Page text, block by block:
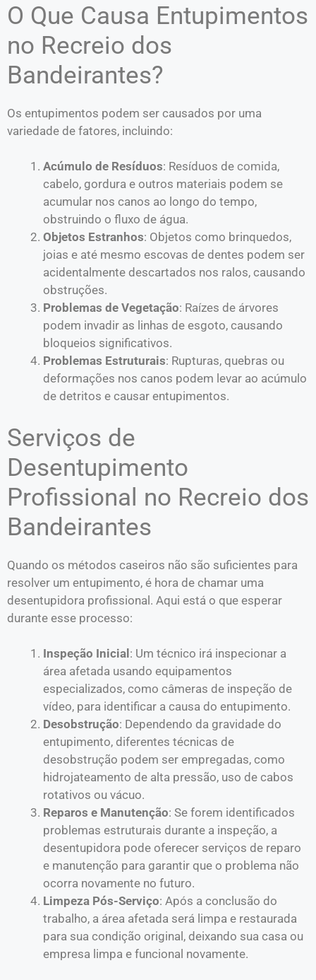
O Que Causa Entupimentos
no Recreio dos
Bandeirantes?
Os entupimentos podem ser causados por uma
variedade de fatores, incluindo:
Acúmulo de Resíduos: Resíduos de comida,
cabelo, gordura e outros materiais podem se
acumular nos canos ao longo do tempo,
obstruindo o fluxo de água.
Objetos Estranhos: Objetos como brinquedos,
joias e até mesmo escovas de dentes podem ser
acidentalmente descartados nos ralos, causando
obstruções.
Problemas de Vegetação: Raízes de árvores
podem invadir as linhas de esgoto, causando
bloqueios significativos.
Problemas Estruturais: Rupturas, quebras ou
deformações nos canos podem levar ao acúmulo
de detritos e causar entupimentos.
Serviços de
Desentupimento
Profissional no Recreio dos
Bandeirantes
Quando os métodos caseiros não são suficientes para
resolver um entupimento, é hora de chamar uma
desentupidora profissional. Aqui está o que esperar
durante esse processo:
Inspeção Inicial : Um técnico irá inspecionar a
área afetada usando equipamentos
especializados, como câmeras de inspeção de
vídeo, para identificar a causa do entupimento.
Desobstrução: Dependendo da gravidade do
entupimento, diferentes técnicas de
desobstrução podem ser empregadas, como
hidrojateamento de alta pressão, uso de cabos
rotativos ou vácuo.
Reparos e Manutenção: Se forem identificados
problemas estruturais durante a inspeção, a
desentupidora pode oferecer serviços de reparo
e manutenção para garantir que o problema não
ocorra novamente no futuro.
Limpeza Pós-Serviço: Após a conclusão do
trabalho, a área afetada será limpa e restaurada
para sua condição original, deixando sua casa ou
empresa limpa e funcional novamente.